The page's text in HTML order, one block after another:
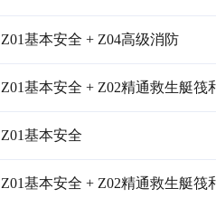
Z01基本安全 + Z04高级消防
Z01基本安全 + Z02精通救生艇筏
Z01基本安全
Z01基本安全 + Z02精通救生艇筏